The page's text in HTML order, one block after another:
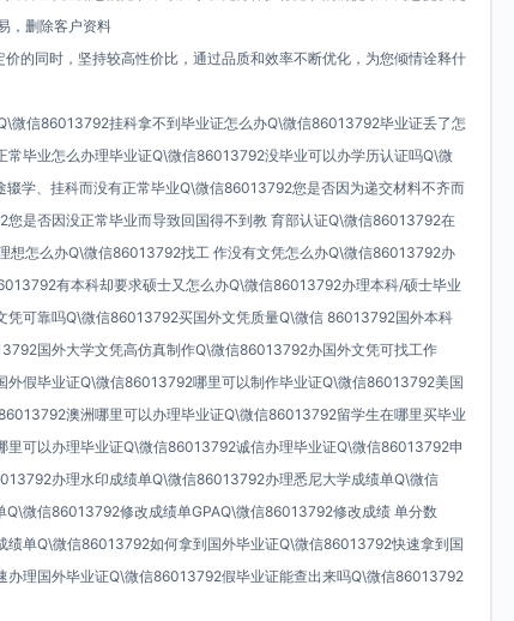
，删除客户资料
的同时，坚持较高性价比，通过品质和效率不断优化，为您倾情诠释什
微信86013792挂科拿不到毕业证怎么办Q\微信86013792毕业证丢了怎
毕业怎么办理毕业证Q\微信86013792没毕业可以办学历认证吗Q\微
学、挂科而没有正常毕业Q\微信86013792您是否因为递交材料不齐而
是否因没正常毕业而导致回国得不到教 育部认证Q\微信86013792在
想怎么办Q\微信86013792找工 作没有文凭怎么办Q\微信86013792办
有本科却要求硕士又怎么办Q\微信86013792办理本科/硕士毕业
凭可靠吗Q\微信86013792买国外文凭质量Q\微信 86013792国外本科
国外大学文凭高仿真制作Q\微信86013792办国外文凭可找工作
外假毕业证Q\微信86013792哪里可以制作毕业证Q\微信86013792美国
澳洲哪里可以办理毕业证Q\微信86013792留学生在哪里买毕业
里可以办理毕业证Q\微信86013792诚信办理毕业证Q\微信86013792申
办理水印成绩单Q\微信86013792办理悉尼大学成绩单Q\微信
微信86013792修改成绩单GPAQ\微信86013792修改成绩 单分数
绩单Q\微信86013792如何拿到国外毕业证Q\微信86013792快速拿到国
办理国外毕业证Q\微信86013792假毕业证能查出来吗Q\微信86013792